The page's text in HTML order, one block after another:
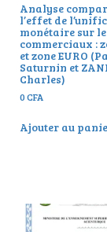
Analyse
l’effet de
monétaire sur
commerciaux :
et zone EURO
Saturnin et
Charles)
0CFA
Ajouter au